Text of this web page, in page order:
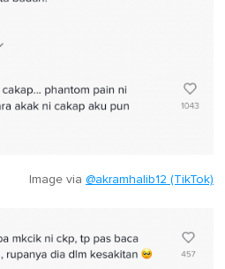
Image via @akramhalib12 (TikTok)